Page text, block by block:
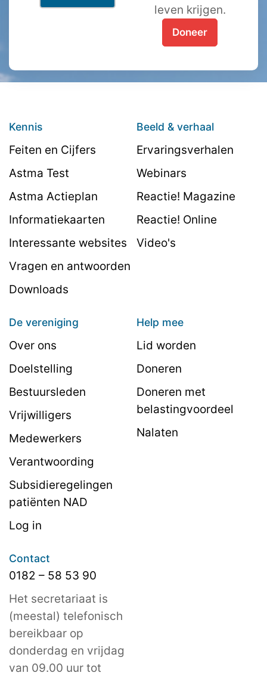
leven krijgen.
Doneer
Kennis
Feiten en Cijfers
Astma Test
Astma Actieplan
Informatiekaarten
Interessante websites
Vragen en antwoorden
Downloads
Beeld & verhaal
Ervaringsverhalen
Webinars
Reactie! Magazine
Reactie! Online
Video's
De vereniging
Over ons
Doelstelling
Bestuursleden
Vrijwilligers
Medewerkers
Verantwoording
Subsidieregelingen
patiënten NAD
Log in
Help mee
Lid worden
Doneren
Doneren met
belastingvoordeel
Nalaten
Contact
0182 – 58 53 90
Het secretariaat is
(meestal) telefonisch
bereikbaar op
donderdag en vrijdag
van 09.00 uur tot